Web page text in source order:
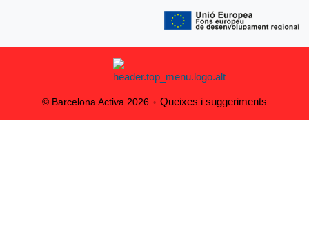
© Barcelona Activa 2026 Queixes i suggeriments